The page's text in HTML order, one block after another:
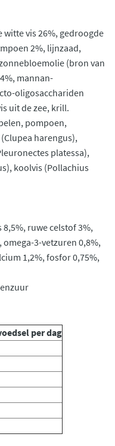
witte vis 26%, gedroogde
2%, lijnzaad,
(bron van
mannan-
oligosacchariden
uit de zee, krill.
pompoen,
harengus),
platessa),
koolvis (Pollachius
8,5%, ruwe celstof 3%,
omega-3-vetzuren 0,8%,
1,2%, fosfor 0,75%,
per dag